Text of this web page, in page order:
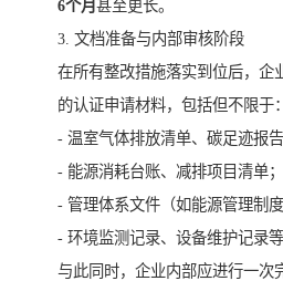
6个月甚至更长。
3. 文档准备与内部审核阶段
在所有整改措施落实到位后，企
的认证申请材料，包括但不限于：
- 温室气体排放清单、碳足迹报告
- 能源消耗台账、减排项目清单；
- 管理体系文件（如能源管理制
- 环境监测记录、设备维护记录等
与此同时，企业内部应进行一次